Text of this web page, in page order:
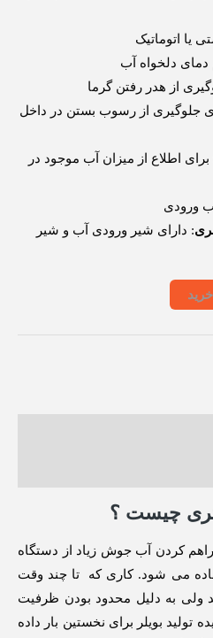
یا اتوماتیک
دلخواه آب
از هدر رفتن گرما
جلوگیری از رسوب بستن در داخل
اطلاع از میزان آب موجود در
ورودی
: دارای شیر ورودی آب و شیر
کردن آب جوش زیاد از دستگاه
لیتری استفاده می‌ شود. کاری که تا چند وقت
ولی به‌ دلیل محدود بودن ظرفیت
بویلر برای نخستین بار داده